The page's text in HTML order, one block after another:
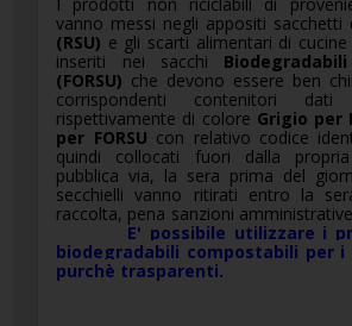
vanno messi negli appositi sacchetti
(RSU) e gli scarti alimentari di
inseriti nei sacchi
(FORSU) che devono essere ben
corrispondenti contenitori
rispettivamente di colore Grigio per
per FORSU con relativo codice
quindi collocati fuori dalla
pubblica via, la sera prima del
secchielli vanno ritirati entro la
raccolta, pena sanzioni
E' possibile utilizzare i
biodegradabili compostabili per
purchè trasparenti.